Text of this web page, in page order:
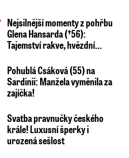
Nejsilnější momenty z pohřbu
Glena Hansarda (†56):
Tajemství rakve, hvězdní…
Pohublá Csáková (55) na
Sardinii: Manžela vyměnila za
zajíčka!
Svatba pravnučky českého
krále! Luxusní šperky i
urozená sešlost